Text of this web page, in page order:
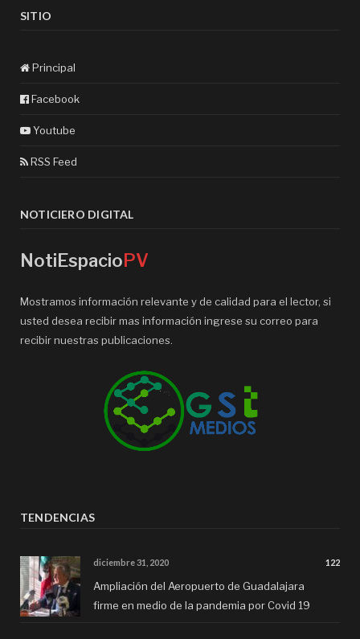
SITIO
Principal
Facebook
Youtube
RSS Feed
NOTICIERO DIGITAL
NotiEspacioPV
Mostramos información relevante y de calidad para el lector, si
usted desea recibir mas información ingrese su correo para
recibir nuestras publicaciones.
TENDENCIAS
diciembre 31, 2020 122
Ampliación del Aeropuerto de Guadalajara
firme en medio de la pandemia por Covid 19